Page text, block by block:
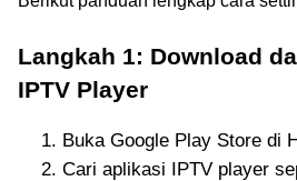
Langkah 1: Download
IPTV Player
Buka Google Play Store di
Cari aplikasi IPTV player